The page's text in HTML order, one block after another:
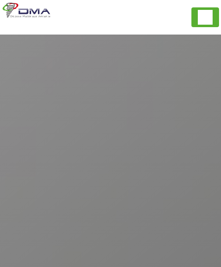
Panneau de gestion des cookies